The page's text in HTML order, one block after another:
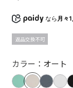
なら 月々
返品交換不可
カラー：オート